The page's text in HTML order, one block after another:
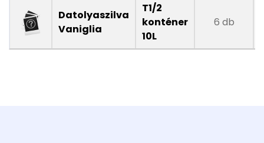
Datolyaszilva
Vaniglia
T1/2
konténer
10L
6 db